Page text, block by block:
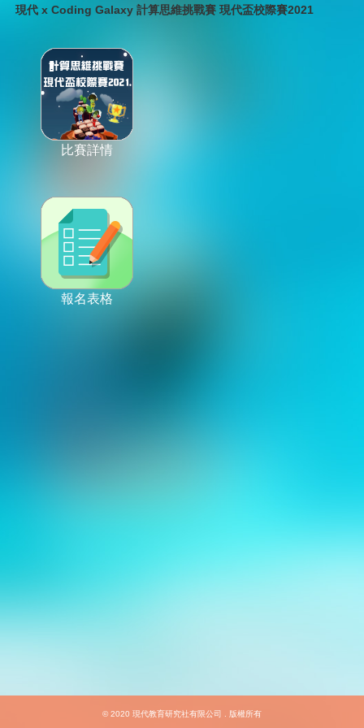
現代 x Coding Galaxy 計算思維挑戰賽 現代盃校際賽2021
比賽詳情
報名表格
© 2020 現代教育研究社有限公司 . 版權所有